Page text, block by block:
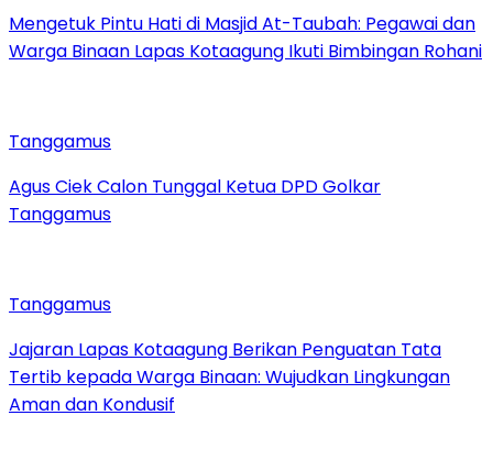
Mengetuk Pintu Hati di Masjid At-Taubah: Pegawai dan
Warga Binaan Lapas Kotaagung Ikuti Bimbingan Rohani
Tanggamus
Agus Ciek Calon Tunggal Ketua DPD Golkar
Tanggamus
Tanggamus
Jajaran Lapas Kotaagung Berikan Penguatan Tata
Tertib kepada Warga Binaan: Wujudkan Lingkungan
Aman dan Kondusif